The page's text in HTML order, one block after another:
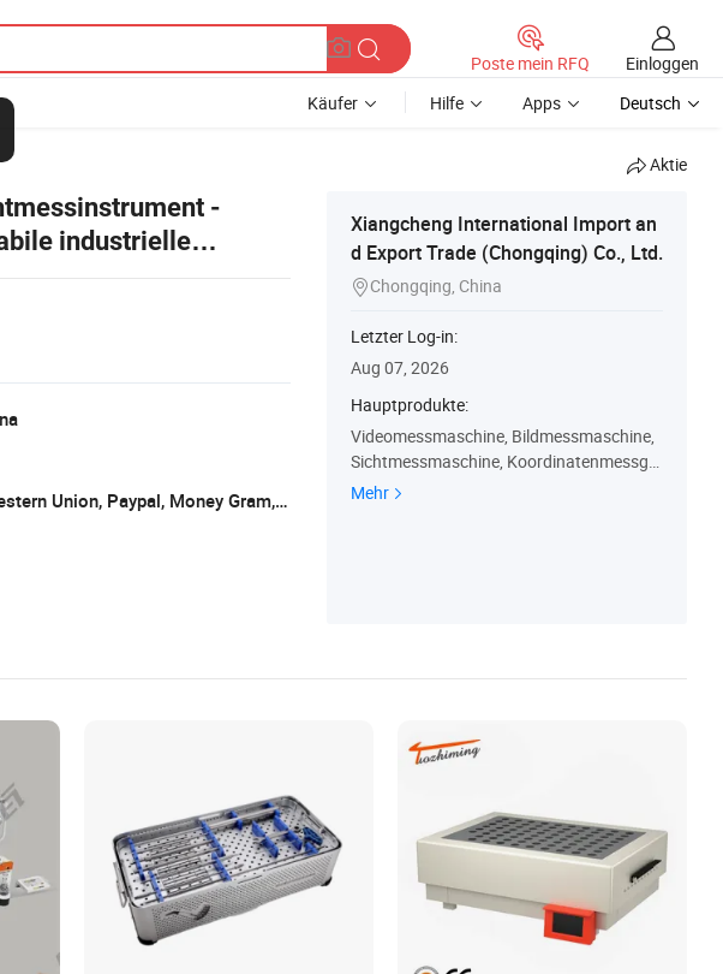
Poste mein RFQ
Einloggen
Käufer Hilfe Apps Deutsch
Aktie
-
industrielle
L/C, T/T, D/P, Western Union, Paypal, Money Gram, wechat alipay and apple pay
Xiangcheng International Import an
d Export Trade (Chongqing) Co., Ltd.
Chongqing, China
Letzter Log-in:
Aug 07, 2026
Hauptprodukte:
Videomessmaschine, Bildmessmaschine,
Sichtmessmaschine, Koordinatenmessger
ät, Mikroskop, Höhenmesser, Mikrometer,
Mehr